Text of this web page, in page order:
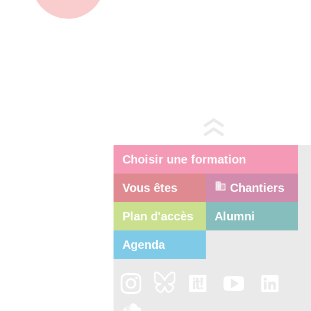
Choisir une formation
Vous êtes Chantiers
Plan d'accès Alumni
Agenda